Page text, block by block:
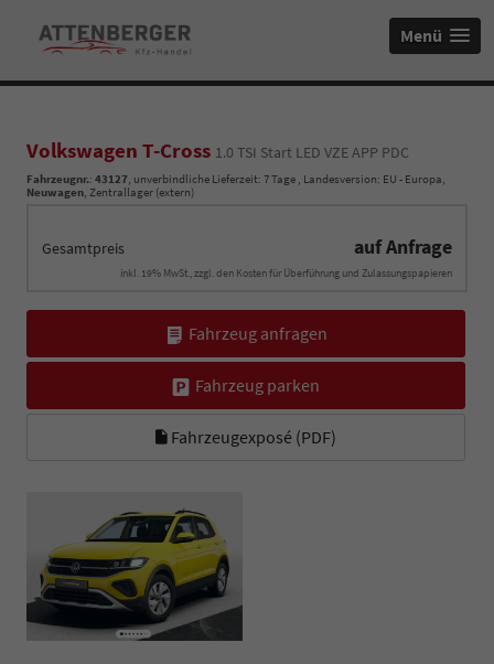
Menü
Volkswagen T-Cross 1.0 TSI Start LED VZE APP PDC
Fahrzeugnr.: 43127, unverbindliche Lieferzeit: 7 Tage , Landesversion: EU - Europa,
Neuwagen, Zentrallager (extern)
Gesamtpreis auf Anfrage
inkl. 19% MwSt., zzgl. den Kosten für Überführung und Zulassungspapieren
Fahrzeug anfragen
Fahrzeug parken
Fahrzeugexposé (PDF)